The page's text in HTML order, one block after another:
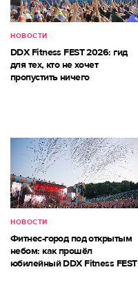
НОВОСТИ
DDX Fitness FEST 2026: гид
для тех, кто не хочет
пропустить ничего
НОВОСТИ
Фитнес-город под открытым
небом: как прошёл
юбилейный DDX Fitness FEST